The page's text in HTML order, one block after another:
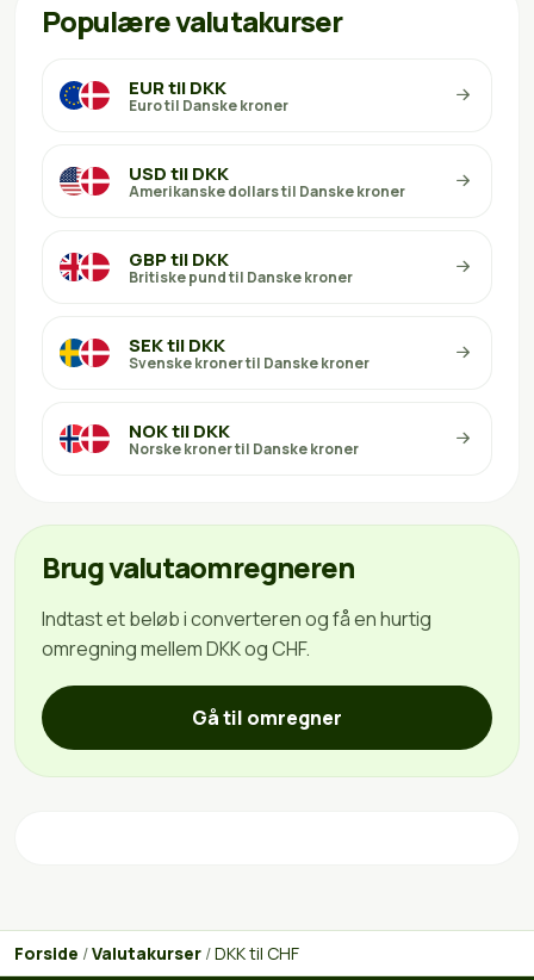
Populære valutakurser
EUR til DKK
Euro til Danske kroner
USD til DKK
Amerikanske dollars til Danske kroner
GBP til DKK
Britiske pund til Danske kroner
SEK til DKK
Svenske kroner til Danske kroner
NOK til DKK
Norske kroner til Danske kroner
Brug valutaomregneren
Indtast et beløb i converteren og få en hurtig
omregning mellem DKK og CHF.
Gå til omregner
Forside /Valutakurser /DKK til CHF